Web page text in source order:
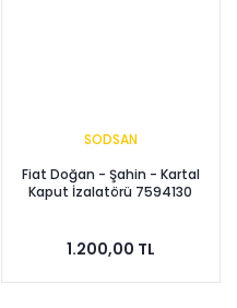
SODSAN
Fiat Doğan - Şahin - Kartal
Kaput İzalatörü 7594130
1.200,00 TL